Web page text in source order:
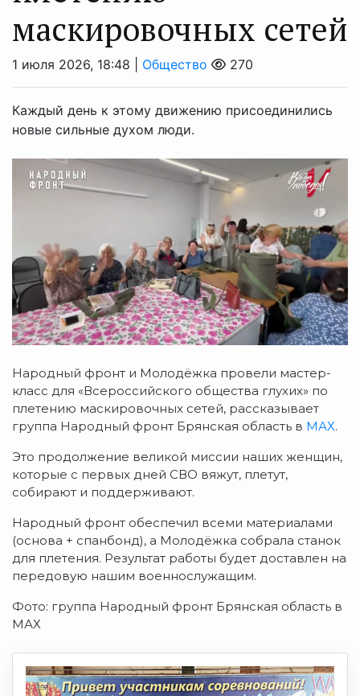
маскировочных сетей
1 июля 2026, 18:48 | Общество 270
Каждый день к этому движению присоединились
новые сильные духом люди.
Народный фронт и Молодёжка провели мастер-
класс для «Всероссийского общества глухих» по
плетению маскировочных сетей, рассказывает
группа Народный фронт Брянская область в МАХ.
Это продолжение великой миссии наших женщин,
которые с первых дней СВО вяжут, плетут,
собирают и поддерживают.
Народный фронт обеспечил всеми материалами
(основа + спанбонд), а Молодёжка собрала станок
для плетения. Результат работы будет доставлен на
передовую нашим военнослужащим.
Фото: группа Народный фронт Брянская область в
МАХ